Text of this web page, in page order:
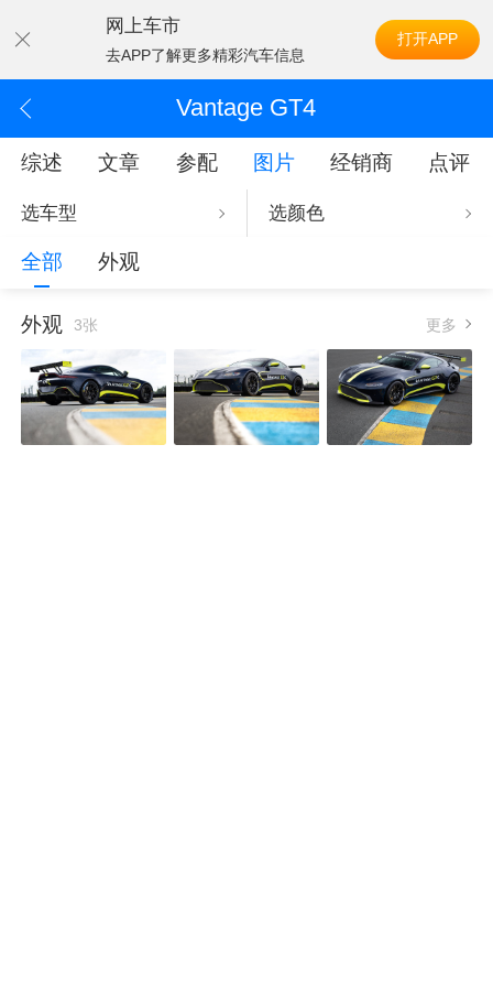
网上车市
去APP了解更多精彩汽车信息
打开APP
Vantage GT4
综述 文章 参配 图片 经销商 点评
选车型 选颜色
全部 外观
外观 3张 更多